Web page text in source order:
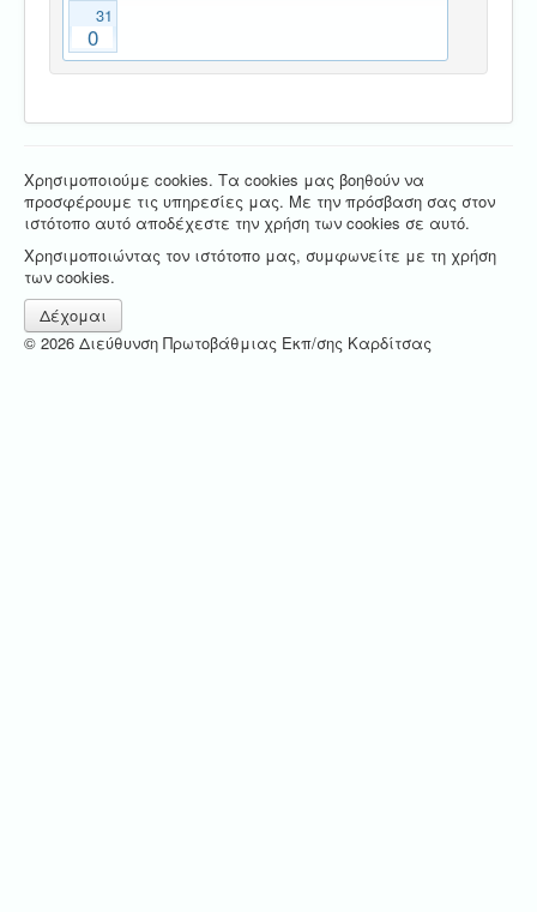
31
0
Χρησιμοποιούμε cookies. Τα cookies μας βοηθούν να
προσφέρουμε τις υπηρεσίες μας. Με την πρόσβαση σας στον
ιστότοπο αυτό αποδέχεστε την χρήση των cookies σε αυτό.
Χρησιμοποιώντας τον ιστότοπο μας, συμφωνείτε με τη χρήση
των cookies.
Δέχομαι
© 2026 Διεύθυνση Πρωτοβάθμιας Εκπ/σης Καρδίτσας